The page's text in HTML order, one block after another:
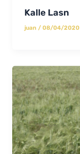
Kalle Lasn
juan / 08/04/2020